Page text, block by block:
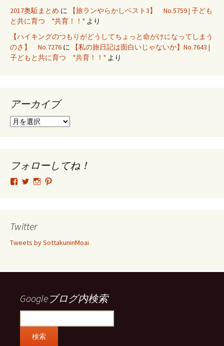
2017奥駈まとめ に
【旅ランやらかしベスト3】 No.5759 | 子ども
と共に育つ "共育！！" より
【ハイキングのつもりがどうしてちょっと命がけになってしまう
のさ】 No.7276 に
【私の旅日記は面白いじゃないか】No.7643 |
子どもと共に育つ "共育！！" より
アーカイブ
ア
ブ
フォローしてね！
tsutomu.hattori.33
フ
ー
SottakuninMoai
フ
ー
tsutomu.hattori.33
ー ー
示
Twitter
Tweets by SottakuninMoai
Googleブログ内検索